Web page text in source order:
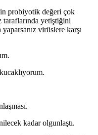
probiyotik değeri çok
yetiştiğini
virüslere karşı
kadar olgunlaştı.